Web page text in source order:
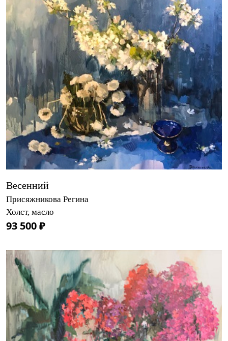
Весенний
Присяжникова Регина
Холст, масло
93 500 ₽